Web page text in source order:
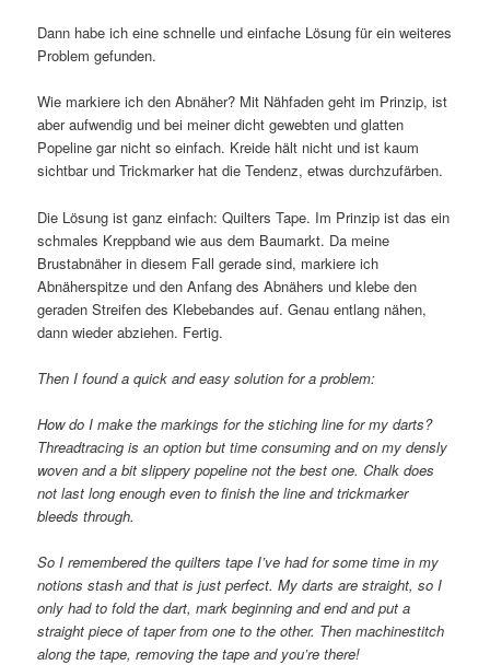
Dann habe ich eine schnelle und einfache Lösung für ein weiteres
Problem gefunden.
Wie markiere ich den Abnäher? Mit Nähfaden geht im Prinzip, ist
aber aufwendig und bei meiner dicht gewebten und glatten
Popeline gar nicht so einfach. Kreide hält nicht und ist kaum
sichtbar und Trickmarker hat die Tendenz, etwas durchzufärben.
Die Lösung ist ganz einfach: Quilters Tape. Im Prinzip ist das ein
schmales Kreppband wie aus dem Baumarkt. Da meine
Brustabnäher in diesem Fall gerade sind, markiere ich
Abnäherspitze und den Anfang des Abnähers und klebe den
geraden Streifen des Klebebandes auf. Genau entlang nähen,
dann wieder abziehen. Fertig.
Then I found a quick and easy solution for a problem:
How do I make the markings for the stiching line for my darts?
Threadtracing is an option but time consuming and on my densly
woven and a bit slippery popeline not the best one. Chalk does
not last long enough even to finish the line and trickmarker
bleeds through.
So I remembered the quilters tape I’ve had for some time in my
notions stash and that is just perfect. My darts are straight, so I
only had to fold the dart, mark beginning and end and put a
straight piece of taper from one to the other. Then machinestitch
along the tape, removing the tape and you’re there!